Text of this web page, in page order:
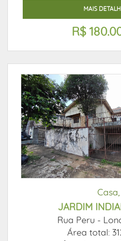
MAIS
R$
Casa,
JARDIM
Rua Peru -
Área total: